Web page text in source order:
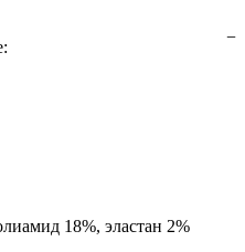
18%, эластан 2%